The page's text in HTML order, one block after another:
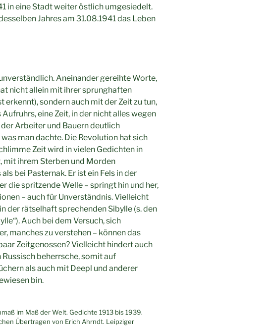
in eine Stadt weiter östlich umgesiedelt.
Jahres am 31.08.1941 das Leben
Aneinander gereihte Worte,
nicht allein mit ihrer sprunghaften
erkennt), sondern auch mit der Zeit zu tun,
Aufruhrs, eine Zeit, in der nicht alles wegen
Arbeiter und Bauern deutlich
man dachte. Die Revolution hat sich
Zeit wird in vielen Gedichten in
mit ihrem Sterben und Morden
bei Pasternak. Er ist ein Fels in der
die spritzende Welle – springt hin und her,
– auch für Unverständnis. Vielleicht
der rätselhaft sprechenden Sibylle (s. den
Auch bei dem Versuch, sich
manches zu verstehen – können das
Zeitgenossen? Vielleicht hindert auch
Russisch beherrsche, somit auf
als auch mit Deepl und anderer
bin.
im Maß der Welt. Gedichte 1913 bis 1939.
Übertragen von Erich Ahrndt. Leipziger